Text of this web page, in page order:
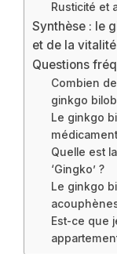
Rusticité et
Synthèse : le
et de la vitalité
Questions
Combien
ginkgo
Le ginkgo
Quelle est
‘Gingko’ ?
Le ginkgo
Est-ce que